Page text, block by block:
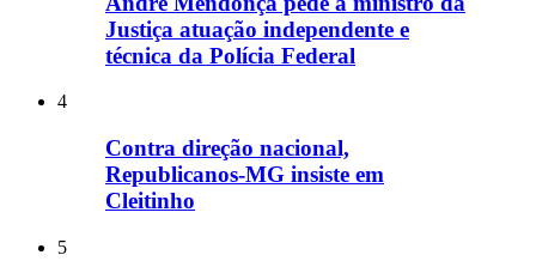
Justiça atuação independente e
técnica da Polícia Federal
4
Contra direção nacional,
Republicanos-MG insiste em
Cleitinho
5